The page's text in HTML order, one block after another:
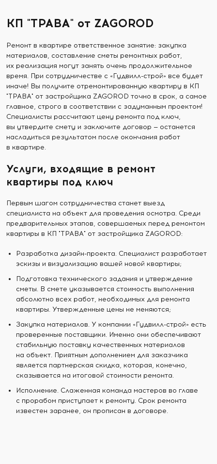
КП "ТРАВА" от ZAGOROD
Ремонт в квартире ответственное занятие: закупка
материалов, составление сметы ремонтных работ,
их реализация могут занять очень продолжительное
время. При сотрудничестве с «Гудвилл-строй» все будет
иначе! Вы получите отремонтированную квартиру в КП
"ТРАВА" от застройщика ZAGOROD точно в срок, а самое
главное, строго в соответствии с задуманным проектом!
Специалисты рассчитают цену ремонта под ключ,
вы утвердите смету и заключите договор — останется
насладиться результатом после окончания работ
в квартире.
Услуги, входящие в ремонт
квартиры под ключ
Первым шагом сотрудничества станет выезд
специалиста на объект для проведения осмотра. Среди
предварительных этапов, совершаемых перед ремонтом
квартиры в КП "ТРАВА" от застройщика ZAGOROD:
Разработка дизайн-проекта. Специалист разработает
эскизы и визуализацию вашей новой квартиры;
Подготовка технического задания и утверждение
сметы. В смете указывается стоимость выполнения
абсолютно всех работ, необходимых для ремонта
квартиры. Утвержденные цены не меняются;
Закупка материалов. У компании «Гудвилл-строй» есть
проверенные поставщики. Именно они обеспечивают
стабильную поставку качественных материалов
на объект. Приятным дополнением для заказчика
является партнерская скидка, которая, конечно,
сказывается на итоговой стоимости ремонта.
Исполнение. Слаженная команда мастеров во главе
с прорабом приступает к ремонту. Срок ремонта
известен заранее, он прописан в договоре.